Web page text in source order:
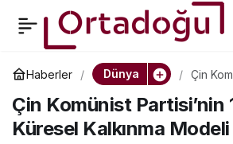
Haberler Dünya
Çin
Modeli
Çin Komünist Partisi’nin
Küresel Kalkınma Modeli
1 Temmuz Madalyası
Sahiplerini Buluyor:
Halkın İçinden Mütevazı